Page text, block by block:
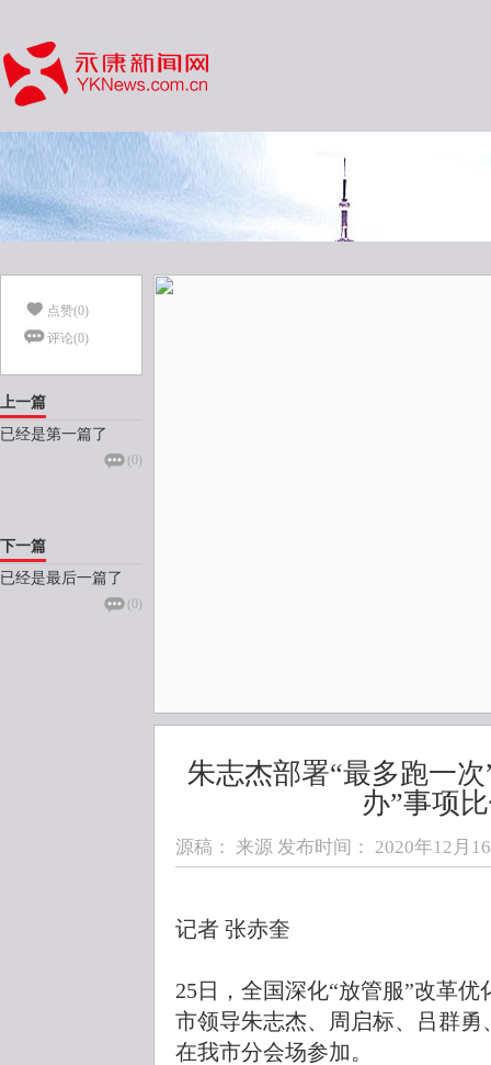
点赞(0)
评论(0)
上一篇
已经是第一篇了
(0)
下一篇
已经是最后一篇了
(0)
朱志杰部署“最多跑一
办”事项
源稿： 来源 发布时间： 2020年12月
记者 张赤奎
25日，全国深化“放管服”改革
市领导朱志杰、周启标、吕群
在我市分会场参加。